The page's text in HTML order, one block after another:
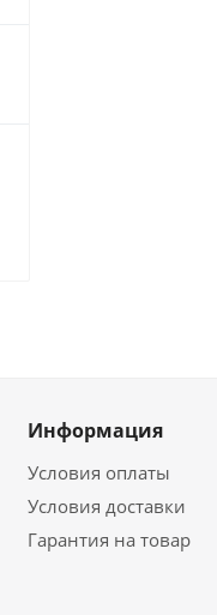
Информация
Условия оплаты
Условия доставки
Гарантия на товар